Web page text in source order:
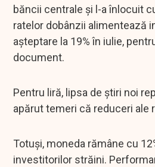
băncii centrale şi l-a înlocuit
ratelor dobânzii alimentează
aşteptare la 19% în iulie,
document.
Pentru liră, lipsa de ştiri noi
apărut temeri că reduceri ale
Totuşi, moneda rămâne cu
investitorilor străini.